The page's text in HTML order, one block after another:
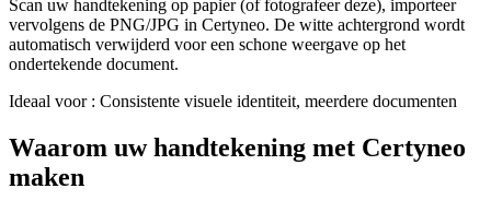
Scan uw handtekening op papier (of fotografeer deze), importeer
vervolgens de PNG/JPG in Certyneo. De witte achtergrond wordt
automatisch verwijderd voor een schone weergave op het
ondertekende document.
Ideaal voor: Consistente visuele identiteit, meerdere documenten
Waarom uw handtekening met Certyneo
maken